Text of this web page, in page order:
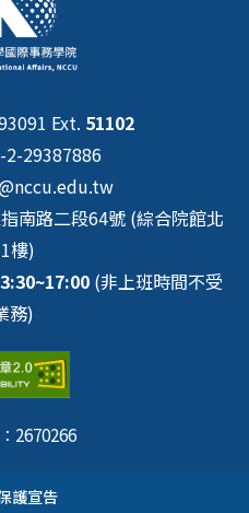
Ext. 51102
2-29387886
南路二段64號 (綜合院館北
樓)
(非上班時間不受
務)
2670266
護宣告